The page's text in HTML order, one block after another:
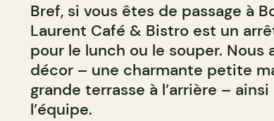
Bref, si vous êtes de passage à
Laurent Café & Bistro est un
pour le lunch ou le souper. Nous
décor – une charmante petite
grande terrasse à l’arrière –
l’équipe.